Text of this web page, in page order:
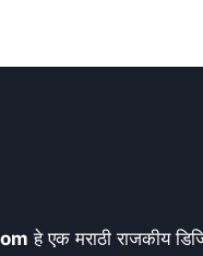
हे एक मराठी राजकीय